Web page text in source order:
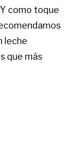
como toque
leche
que más